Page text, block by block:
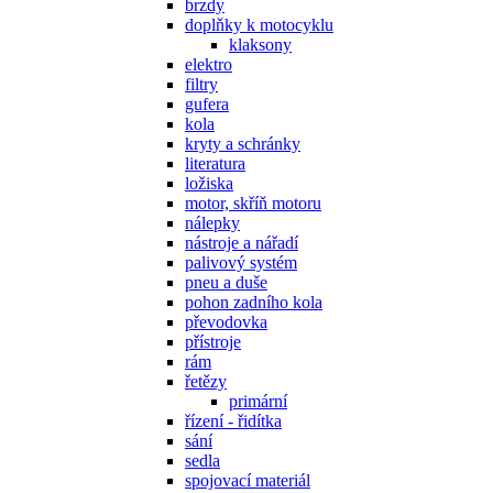
brzdy
doplňky k motocyklu
klaksony
elektro
filtry
gufera
kola
kryty a schránky
literatura
ložiska
motor, skříň motoru
nálepky
nástroje a nářadí
palivový systém
pneu a duše
pohon zadního kola
převodovka
přístroje
rám
řetězy
primární
řízení - řidítka
sání
sedla
spojovací materiál